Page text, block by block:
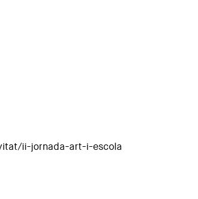
ii-jornada-art-i-escola